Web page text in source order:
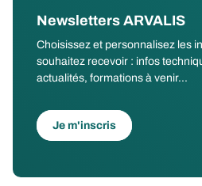
Newsletters ARVALIS
Choisissez et personnalisez les
souhaitez recevoir : infos
actualités, formations à venir...
Je m'inscris